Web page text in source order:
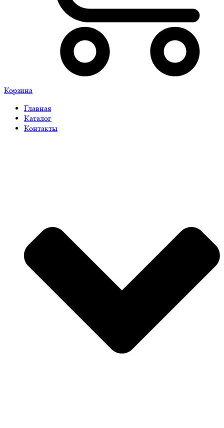
Корзина
Главная
Каталог
Контакты